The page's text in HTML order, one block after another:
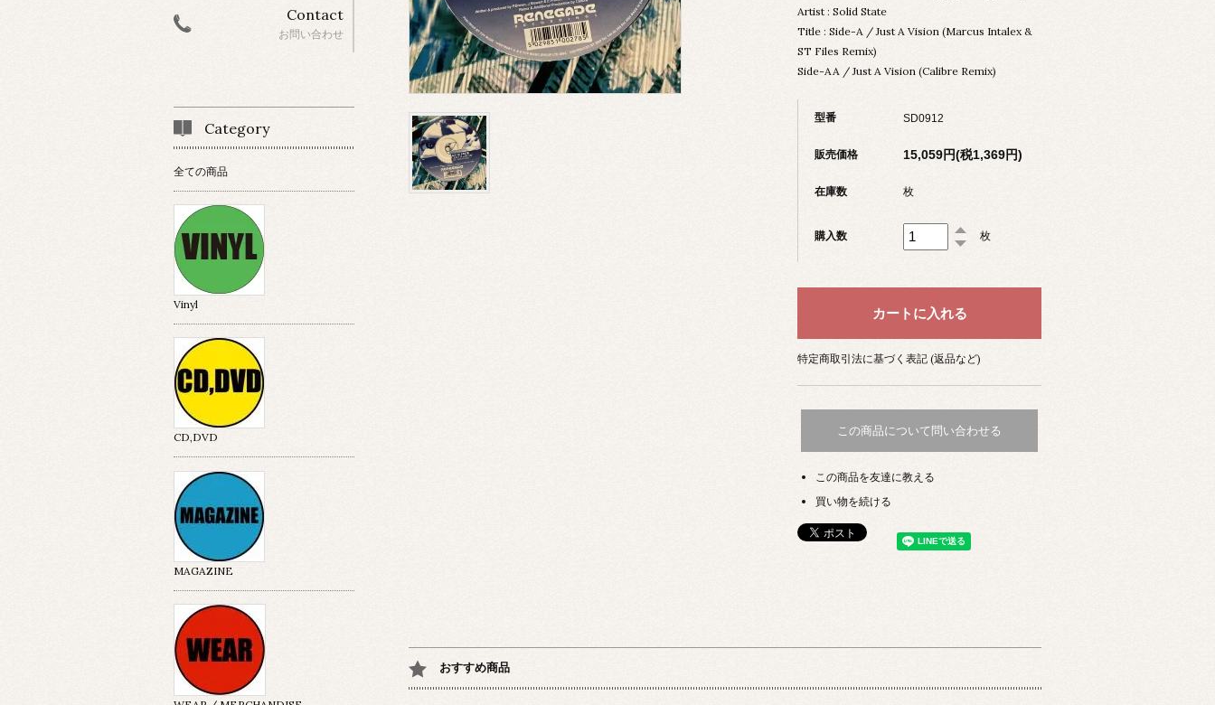
Artist : Solid State
Title : Side-A / Just A Vision (Marcus Intalex &
ST Files Remix)
Side-AA / Just A Vision (Calibre Remix)
型番 SD0912
販売価格 15,059円(税1,369円)
在庫数 枚
購入数 枚
特定商取引法に基づく表記 (返品など)
この商品について問い合わせる
この商品を友達に教える
買い物を続ける
おすすめ商品
Contact
お問い合わせ
Category
全ての商品
Vinyl
CD,DVD
MAGAZINE